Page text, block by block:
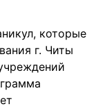
которые
г. Читы